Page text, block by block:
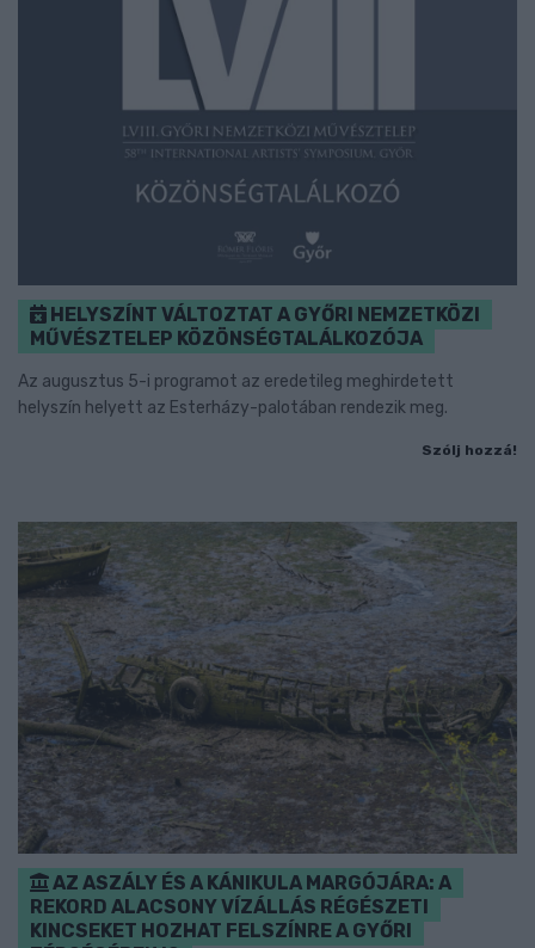
HELYSZÍNT VÁLTOZTAT A GYŐRI NEMZETKÖZI
MŰVÉSZTELEP KÖZÖNSÉGTALÁLKOZÓJA
Az augusztus 5-i programot az eredetileg meghirdetett
helyszín helyett az Esterházy-palotában rendezik meg.
Szólj hozzá!
AZ ASZÁLY ÉS A KÁNIKULA MARGÓJÁRA: A
REKORD ALACSONY VÍZÁLLÁS RÉGÉSZETI
KINCSEKET HOZHAT FELSZÍNRE A GYŐRI